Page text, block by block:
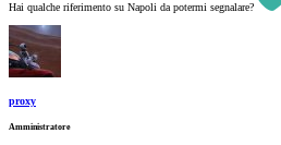
Hai qualche riferimento su Napoli da potermi segnalare?
proxy
Amministratore